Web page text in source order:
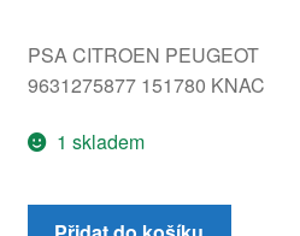
PSA CITROEN PEUGEOT
9631275877 151780 KNAC
1 skladem
Víčko